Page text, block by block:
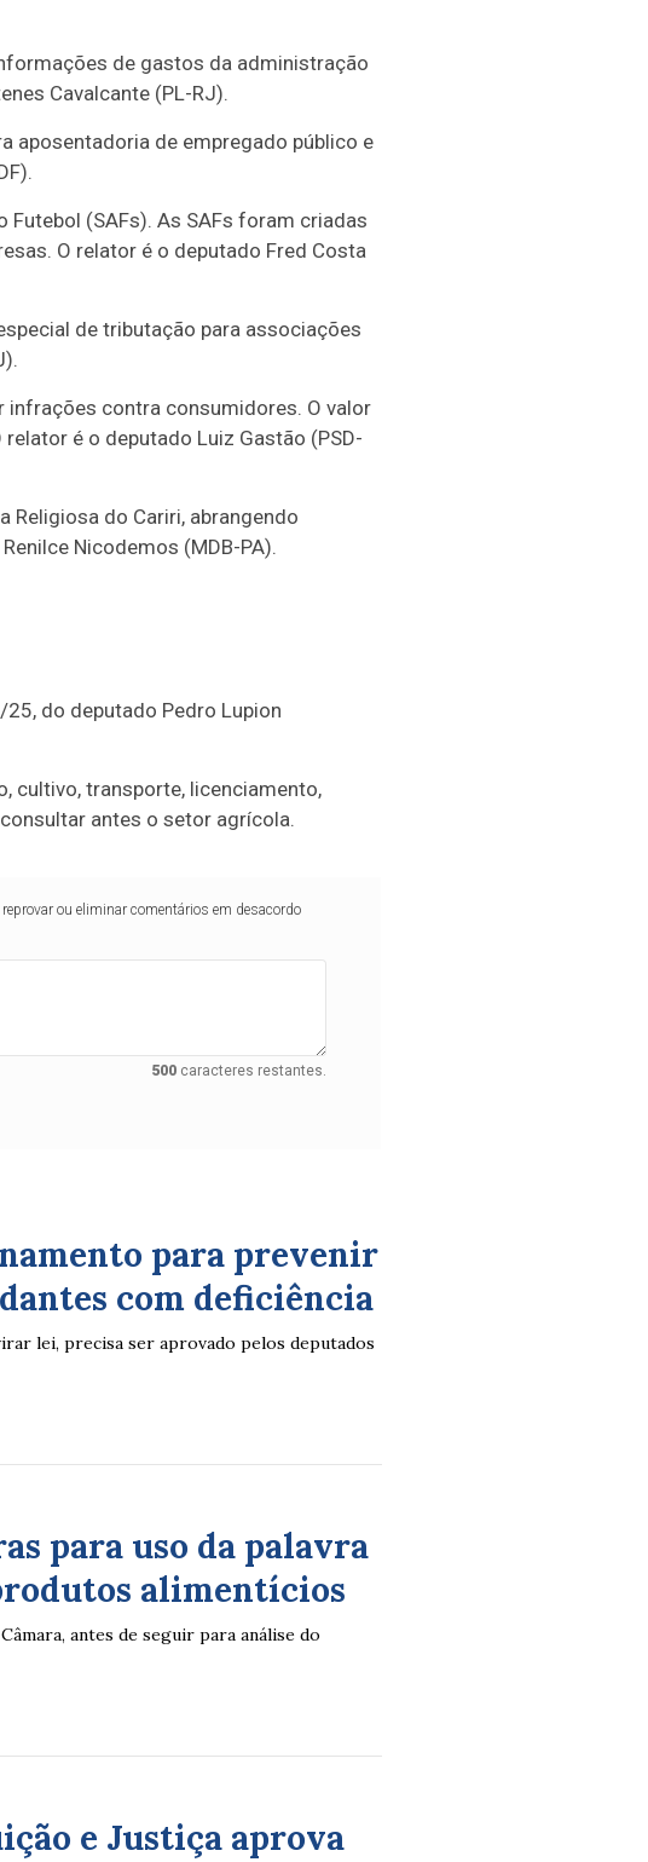
de gastos da administração
Cavalcante (PL-RJ).
aposentadoria de empregado público e
Futebol (SAFs). As SAFs foram criadas
O relator é o deputado Fred Costa
de tributação para associações
infrações contra consumidores. O valor
é o deputado Luiz Gastão (PSD-
Religiosa do Cariri, abrangendo
Nicodemos (MDB-PA).
25, do deputado Pedro Lupion
cultivo, transporte, licenciamento,
antes o setor agrícola.
ou eliminar comentários em desacordo
500 caracteres restantes.
para prevenir
com deficiência
lei, precisa ser aprovado pelos deputados
para uso da palavra
alimentícios
antes de seguir para análise do
e Justiça aprova